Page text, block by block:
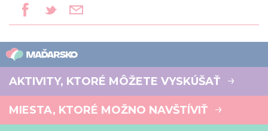
AKTIVITY, KTORÉ MÔŽETE VYSKÚŠAŤ
MIESTA, KTORÉ MOŽNO NAVŠTÍVIŤ